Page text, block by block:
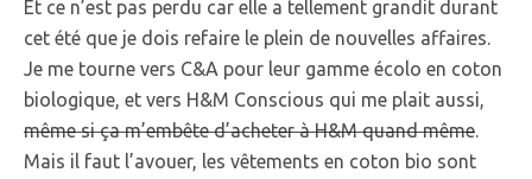
Et ce n’est pas perdu car elle a tellement grandit durant
cet été que je dois refaire le plein de nouvelles affaires.
Je me tourne vers C&A pour leur gamme écolo en coton
biologique, et vers H&M Conscious qui me plait aussi,
même si ça m’embête d’acheter à H&M quand même.
Mais il faut l’avouer, les vêtements en coton bio sont